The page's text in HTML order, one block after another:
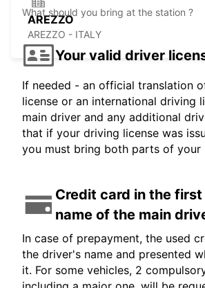
AREZZO
AREZZO - ITALY
What should you bring at the station ?
Your valid driver
If needed - an official translation
license or an international driving
main driver and any additional
that if your driving license was
you must bring both parts of your
Credit card in the
name of the main
In case of prepayment, the used
the driver's name and presented
it. For some vehicles, 2